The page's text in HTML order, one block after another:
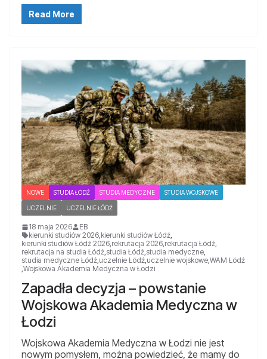
Read More
NOWE STUDIA ŁÓDŹ STUDIA MEDYCZNE STUDIA WOJSKOWE
UCZELNIE UCZELNIE ŁÓDŹ
18 maja 2026
EB
kierunki studiów 2026,kierunki studiów Łódź,
kierunki studiów Łódź 2026,rekrutacja 2026,rekrutacja Łódź,
rekrutacja na studia Łódź,studia Łódź,studia medyczne,
studia medyczne Łódź,uczelnie Łódź,uczelnie wojskowe,WAM Łódź
,Wojskowa Akademia Medyczna w Łodzi
Zapadła decyzja – powstanie
Wojskowa Akademia Medyczna w
Łodzi
Wojskowa Akademia Medyczna w Łodzi nie jest
nowym pomysłem, można powiedzieć, że mamy do